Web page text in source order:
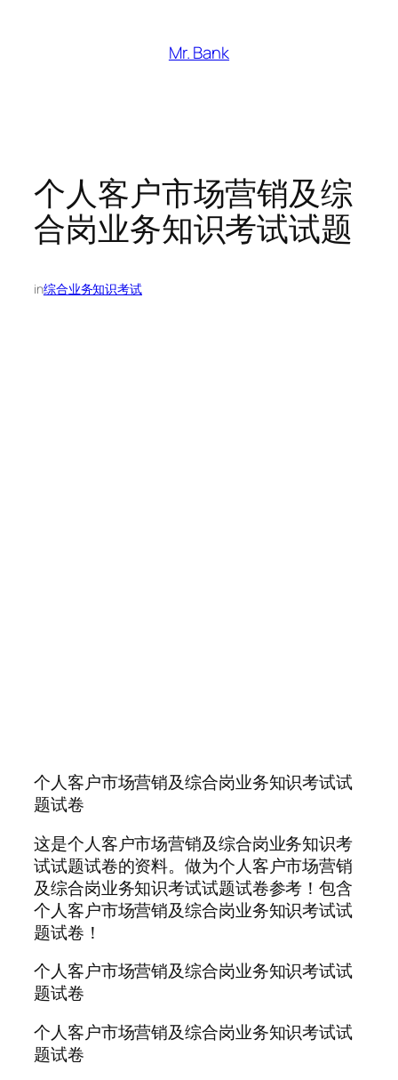
Mr. Bank
个人客户市场营销及综
合岗业务知识考试试题
in综合业务知识考试
个人客户市场营销及综合岗业务知识考试试
题试卷
这是个人客户市场营销及综合岗业务知识考
试试题试卷的资料。做为个人客户市场营销
及综合岗业务知识考试试题试卷参考！包含
个人客户市场营销及综合岗业务知识考试试
题试卷！
个人客户市场营销及综合岗业务知识考试试
题试卷
个人客户市场营销及综合岗业务知识考试试
题试卷